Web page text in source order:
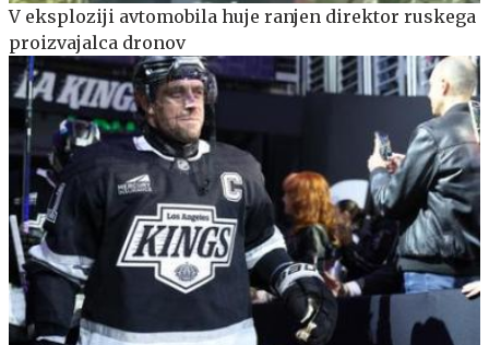
V eksploziji avtomobila huje ranjen direktor ruskega
proizvajalca dronov